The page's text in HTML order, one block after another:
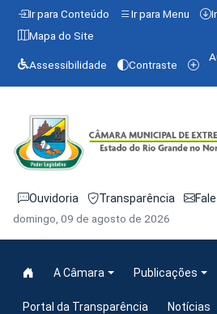
Ir para Conteúdo Ir para Menu
Mapa do Site
Assessibilidade Contraste
Ouvidoria Transparência
domingo, 09 de agosto de 2026
A Câmara Publicações
Portal da Transparência Notícias